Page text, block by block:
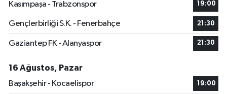
Kasımpaşa - Trabzonspor 19:00
Gençlerbirliği S.K. - Fenerbahçe 21:30
Gaziantep FK - Alanyaspor 21:30
16 Ağustos, Pazar
Başakşehir - Kocaelispor
19:00